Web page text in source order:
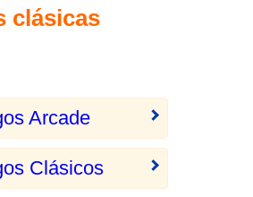
clásicas
Arcade
Clásicos